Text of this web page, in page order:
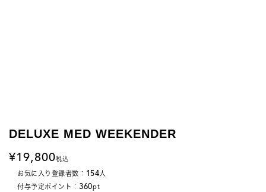
DELUXE MED WEEKENDER
19,800税込
お気に入り登録者数： 154人
付与予定ポイント： 360pt